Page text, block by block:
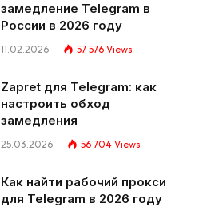
замедление Telegram в
России в 2026 году
11.02.2026 57 576 Views
Zapret для Telegram: как
настроить обход
замедления
25.03.2026 56 704 Views
Как найти рабочий прокси
для Telegram в 2026 году